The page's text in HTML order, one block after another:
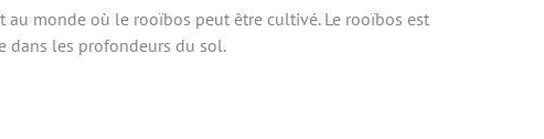
monde où le rooïbos peut être cultivé. Le rooïbos est
dans les profondeurs du sol.